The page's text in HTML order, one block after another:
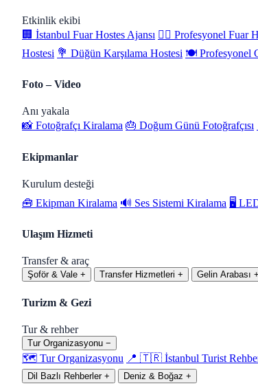
Etkinlik ekibi
🏢 İstanbul Fuar Hostes Ajansı 💁‍♀️ Profesyonel Fuar
Hostesi 💐 Düğün Karşılama Hostesi 🍽️ Profesyonel
Foto – Video
Anı yakala
📸 Fotoğrafçı Kiralama 🎂 Doğum Günü Fotoğrafçısı
Ekipmanlar
Kurulum desteği
🧰 Ekipman Kiralama 🔊 Ses Sistemi Kiralama 🖥️
Ulaşım Hizmeti
Transfer & araç
Şoför & Vale + Transfer Hizmetleri + Gelin Arabası +
Turizm & Gezi
Tur & rehber
Tur Organizasyonu −
🗺️ Tur Organizasyonu 📍 🇹🇷 İstanbul Turist
Dil Bazlı Rehberler + Deniz & Boğaz +